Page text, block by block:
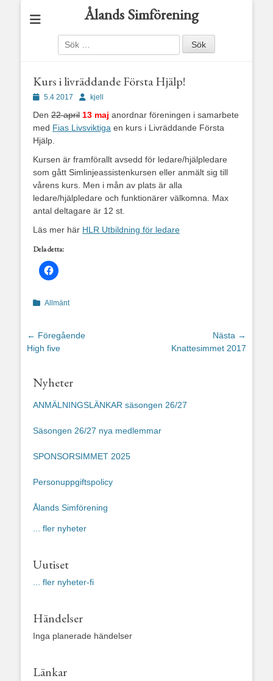
Ålands Simförening
Sök
efter:
Kurs i livräddande Första Hjälp!
Publicerad
5.4 2017 Författare
kjell
Den 22 april 13 maj anordnar föreningen i samarbete
med Fias Livsviktiga en kurs i Livräddande Första
Hjälp.
Kursen är framförallt avsedd för ledare/hjälpledare
som gått Simlinjeassistenkursen eller anmält sig till
vårens kurs. Men i mån av plats är alla
ledare/hjälpledare och funktionärer välkomna. Max
antal deltagare är 12 st.
Läs mer här HLR Utbildning för ledare
Dela detta:
Kategorier
Allmänt
Inläggsnavigering
← Föregående
Föregående
High five
Nästa →
Knattesimmet 2017
Nyheter
ANMÄLNINGSLÄNKAR säsongen 26/27
Säsongen 26/27 nya medlemmar
SPONSORSIMMET 2025
Personuppgiftspolicy
Ålands Simförening
... fler nyheter
Uutiset
... fler nyheter-fi
Händelser
Inga planerade händelser
Länkar